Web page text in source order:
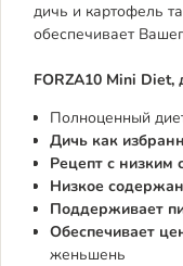
дичь и картофель
обеспечивает
FORZA10 Mini Diet,
Полноценный
Дичь как
Рецепт с низким
Низкое
Поддерживает
Обеспечивает
женьшень